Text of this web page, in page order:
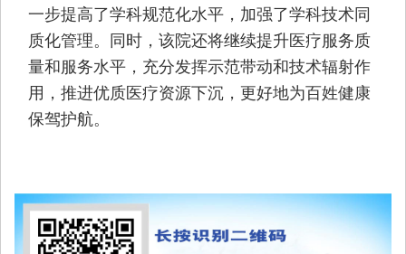
一步提高了学科规范化水平，加强了学科技术同
质化管理。同时，该院还将继续提升医疗服务质
量和服务水平，充分发挥示范带动和技术辐射作
用，推进优质医疗资源下沉，更好地为百姓健康
保驾护航。